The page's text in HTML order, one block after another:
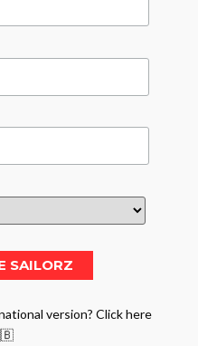
version? Click here